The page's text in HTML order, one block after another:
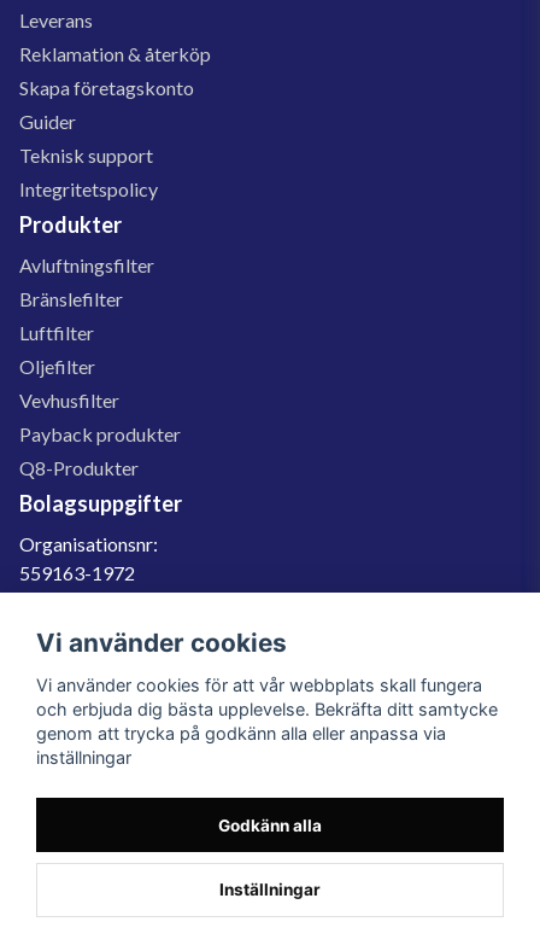
Leverans
Reklamation & återköp
Skapa företagskonto
Guider
Teknisk support
Integritetspolicy
Produkter
Avluftningsfilter
Bränslefilter
Luftfilter
Oljefilter
Vevhusfilter
Payback produkter
Q8-Produkter
Bolagsuppgifter
Organisationsnr:
559163-1972
SE559163197201
060-566 800
info@filter.se
559163-1972
© 2023 Filter.se, All rights reserved.
Vi använder cookies
Vi använder cookies för att vår webbplats skall fungera
och erbjuda dig bästa upplevelse. Bekräfta ditt samtycke
genom att trycka på godkänn alla eller anpassa via
inställningar
Godkänn alla
Inställningar